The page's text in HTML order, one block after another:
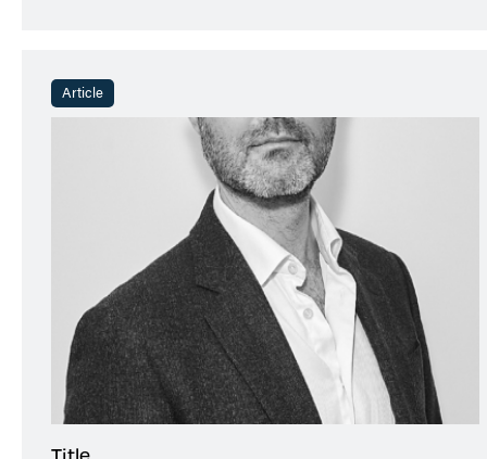
Article